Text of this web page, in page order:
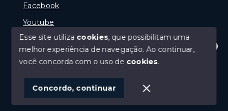
Olá! Estamos disponíveis para te ajudar.
Facebook
Youtube
© Copyright 2026 - Gramado Class - Todos os direitos
SITE PARA IMOBILIARIA
Esse site utiliza cookies, que possibilitam uma
melhor experiência de navegação.Ao continuar,
você concorda com o uso de cookies.
Concordo, continuar